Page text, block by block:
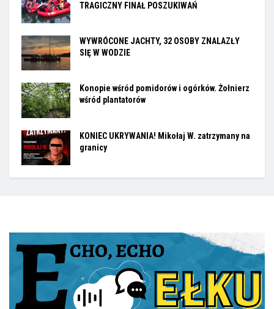
TRAGICZNY FINAŁ POSZUKIWAŃ
WYWRÓCONE JACHTY, 32 OSOBY ZNALAZŁY
SIĘ W WODZIE
Konopie wśród pomidorów i ogórków. Żołnierz
wśród plantatorów
KONIEC UKRYWANIA! Mikołaj W. zatrzymany na
granicy